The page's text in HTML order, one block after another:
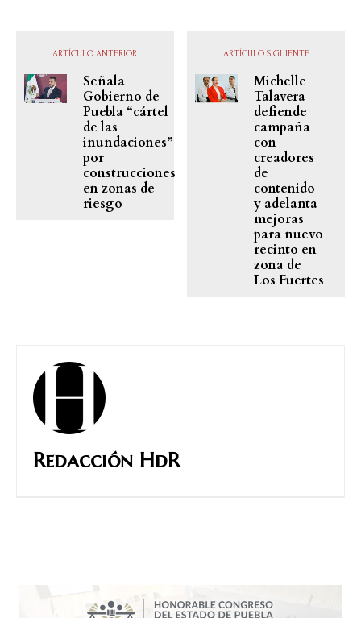
ARTÍCULO ANTERIOR
Señala
Gobierno de
Puebla “cártel
de las
inundaciones”
por
construcciones
en zonas de
riesgo
ARTÍCULO SIGUIENTE
Michelle
Talavera
defiende
campaña
con
creadores
de
contenido
y adelanta
mejoras
para nuevo
recinto en
zona de
Los Fuertes
Redacción HdR